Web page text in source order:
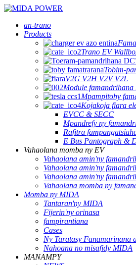
an-trano
Products
Trano EV
Tobim-
V2G V2H V2V V2L
Module famandrihana
Mpampitohy
Kojakoja fiara
EVCC & SECC
Mpandrefy ny
Rafitra
E Bus Pantograph &
Vahaolana momba ny EV
Vahaolana amin'ny
Vahaolana amin'ny
Vahaolana amin'ny
Vahaolana momba ny
Momba ny MIDA
Tantaran'ny MIDA
Fijerin'ny orinasa
fampirantiana
Cases
Ny Taratasy Fanamarinana
Nahoana no misafidy MIDA
MANAMPY